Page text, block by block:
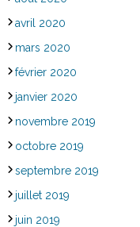
avril 2020
mars 2020
février 2020
janvier 2020
novembre 2019
octobre 2019
septembre 2019
juillet 2019
juin 2019